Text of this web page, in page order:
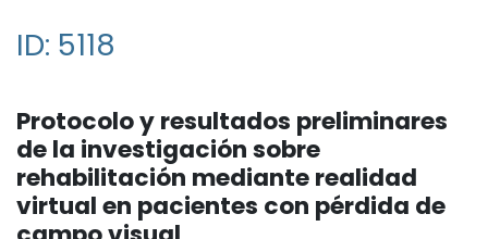
ID: 5118
Protocolo y resultados preliminares
de la investigación sobre
rehabilitación mediante realidad
virtual en pacientes con pérdida de